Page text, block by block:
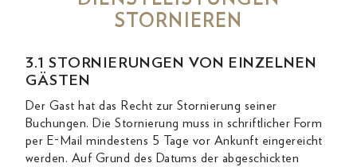
STORNIEREN
3.1 STORNIERUNGEN VON EINZELNEN
GÄSTEN
Der Gast hat das Recht zur Stornierung seiner
Buchungen. Die Stornierung muss in schriftlicher Form
per E-Mail mindestens 5 Tage vor Ankunft eingereicht
werden. Auf Grund des Datums der abgeschickten